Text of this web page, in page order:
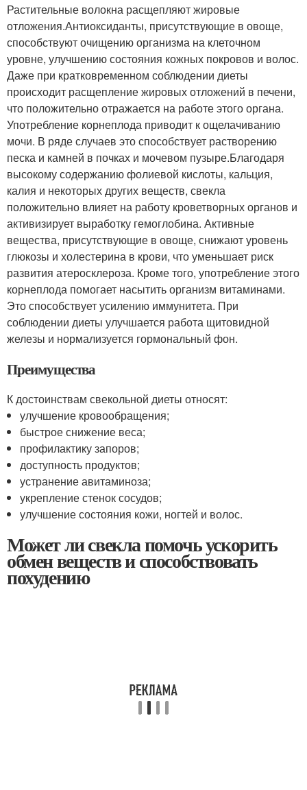
Растительные волокна расщепляют жировые
отложения.Антиоксиданты, присутствующие в овоще,
способствуют очищению организма на клеточном
уровне, улучшению состояния кожных покровов и волос.
Даже при кратковременном соблюдении диеты
происходит расщепление жировых отложений в печени,
что положительно отражается на работе этого органа.
Употребление корнеплода приводит к ощелачиванию
мочи. В ряде случаев это способствует растворению
песка и камней в почках и мочевом пузыре.Благодаря
высокому содержанию фолиевой кислоты, кальция,
калия и некоторых других веществ, свекла
положительно влияет на работу кроветворных органов и
активизирует выработку гемоглобина. Активные
вещества, присутствующие в овоще, снижают уровень
глюкозы и холестерина в крови, что уменьшает риск
развития атеросклероза. Кроме того, употребление этого
корнеплода помогает насытить организм витаминами.
Это способствует усилению иммунитета. При
соблюдении диеты улучшается работа щитовидной
железы и нормализуется гормональный фон.
Преимущества
К достоинствам свекольной диеты относят:
улучшение кровообращения;
быстрое снижение веса;
профилактику запоров;
доступность продуктов;
устранение авитаминоза;
укрепление стенок сосудов;
улучшение состояния кожи, ногтей и волос.
Может ли свекла помочь ускорить
обмен веществ и способствовать
похудению